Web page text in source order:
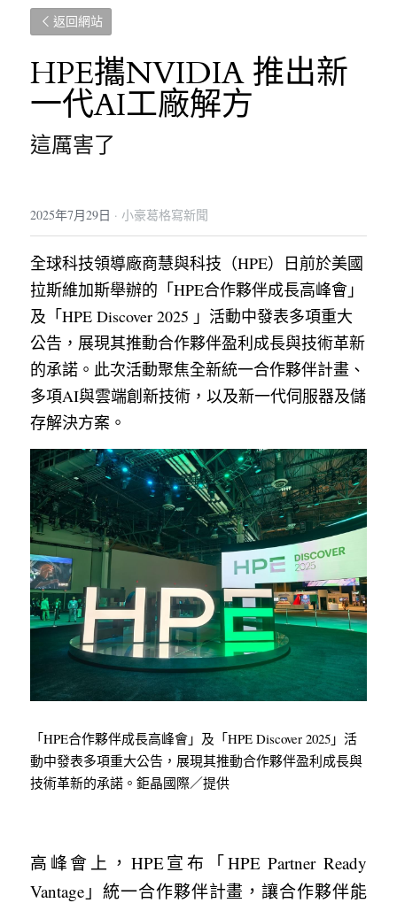
返回網站
HPE攜NVIDIA 推出新
一代AI工廠解方
這厲害了
2025年7月29日 · 小豪葛格寫新聞
全球科技領導廠商慧與科技（HPE）日前於美國
拉斯維加斯舉辦的「HPE合作夥伴成長高峰會」
及「HPE Discover 2025 」活動中發表多項重大
公告，展現其推動合作夥伴盈利成長與技術革新
的承諾。此次活動聚焦全新統一合作夥伴計畫、
多項AI與雲端創新技術，以及新一代伺服器及儲
存解決方案。
「HPE合作夥伴成長高峰會」及「HPE Discover 2025」活
動中發表多項重大公告，展現其推動合作夥伴盈利成長與
技術革新的承諾。鉅晶國際／提供
高峰會上，HPE宣布「HPE Partner Ready
Vantage」統一合作夥伴計畫，讓合作夥伴能